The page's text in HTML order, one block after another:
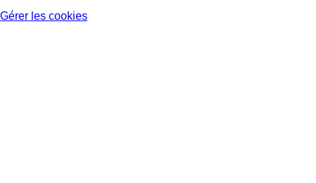
Gérer les cookies